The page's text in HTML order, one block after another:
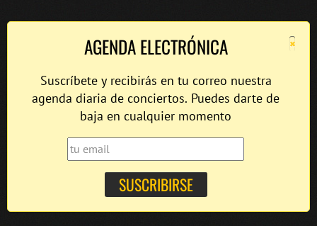
×
AGENDA ELECTRÓNICA
Suscríbete y recibirás en tu correo nuestra
agenda diaria de conciertos. Puedes darte de
baja en cualquier momento